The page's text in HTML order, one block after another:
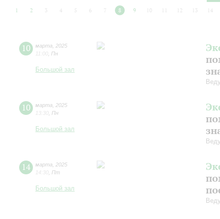
1 2 3 4 5 6 7 8 9 10 12 13 14
10 марта
2025
11:00 Пн
Большой зал
10 марта
2025
13:30 Пн
Большой зал
14 марта
2025
14:30 Пт
Большой зал